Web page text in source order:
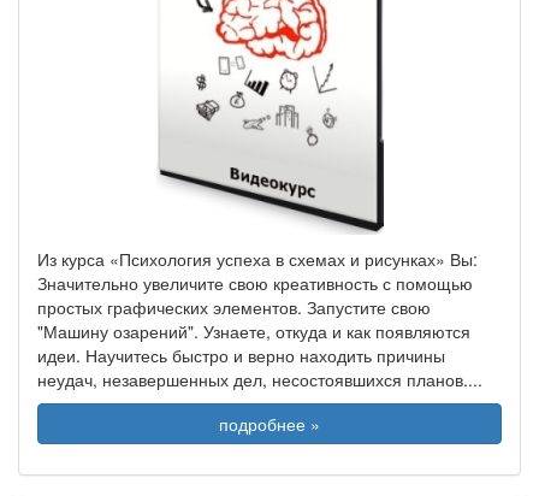
Из курса «Психология успеха в схемах и рисунках» Вы:
Значительно увеличите свою креативность с помощью
простых графических элементов. Запустите свою
"Машину озарений". Узнаете, откуда и как появляются
идеи. Научитесь быстро и верно находить причины
неудач, незавершенных дел, несостоявшихся планов....
подробнее »